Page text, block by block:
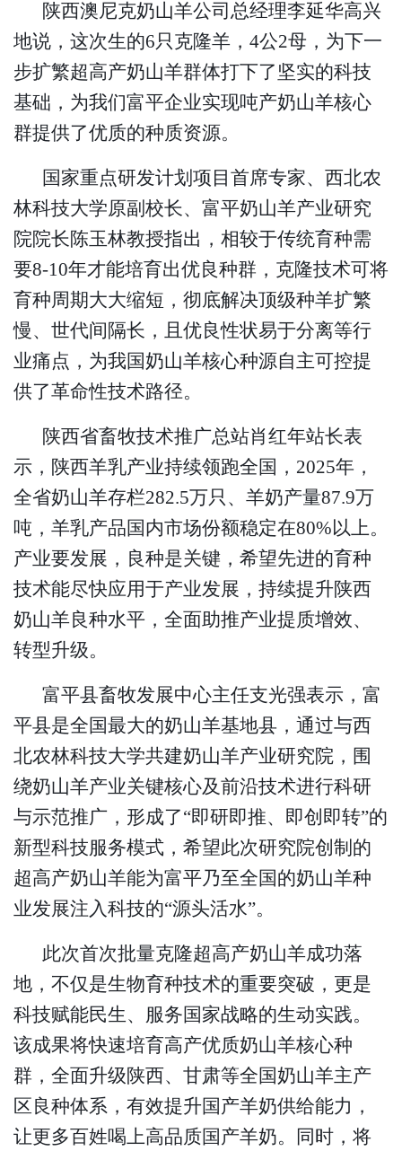
陕西澳尼克奶山羊公司总经理李延华高兴
地说，这次生的6只克隆羊，4公2母，为下一
步扩繁超高产奶山羊群体打下了坚实的科技
基础，为我们富平企业实现吨产奶山羊核心
群提供了优质的种质资源。
国家重点研发计划项目首席专家、西北农
林科技大学原副校长、富平奶山羊产业研究
院院长陈玉林教授指出，相较于传统育种需
要8-10年才能培育出优良种群，克隆技术可将
育种周期大大缩短，彻底解决顶级种羊扩繁
慢、世代间隔长，且优良性状易于分离等行
业痛点，为我国奶山羊核心种源自主可控提
供了革命性技术路径。
陕西省畜牧技术推广总站肖红年站长表
示，陕西羊乳产业持续领跑全国， 2025年，
全省奶山羊存栏282.5万只、羊奶产量87.9万
吨，羊乳产品国内市场份额稳定在80%以上。
产业要发展，良种是关键，希望先进的育种
技术能尽快应用于产业发展，持续提升陕西
奶山羊良种水平，全面助推产业提质增效、
转型升级。
富平县畜牧发展中心主任支光强表示，富
平县是全国最大的奶山羊基地县，通过与西
北农林科技大学共建奶山羊产业研究院，围
绕奶山羊产业关键核心及前沿技术进行科研
与示范推广，形成了“即研即推、即创即转”的
新型科技服务模式，希望此次研究院创制的
超高产奶山羊能为富平乃至全国的奶山羊种
业发展注入科技的“源头活水”。
此次首次批量克隆超高产奶山羊成功落
地，不仅是生物育种技术的重要突破，更是
科技赋能民生、服务国家战略的生动实践。
该成果将快速培育高产优质奶山羊核心种
群，全面升级陕西、甘肃等全国奶山羊主产
区良种体系，有效提升国产羊奶供给能力，
让更多百姓喝上高品质国产羊奶。同时，将